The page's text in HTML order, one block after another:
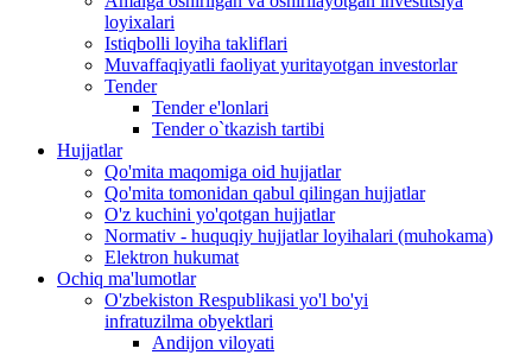
loyixalari
Istiqbolli loyiha takliflari
Muvaffaqiyatli faoliyat yuritayotgan investorlar
Tender
Tender e'lonlari
Tender o`tkazish tartibi
Hujjatlar
Qo'mita maqomiga oid hujjatlar
Qo'mita tomonidan qabul qilingan hujjatlar
O'z kuchini yo'qotgan hujjatlar
Normativ - huquqiy hujjatlar loyihalari (muhokama)
Elektron hukumat
Ochiq ma'lumotlar
O'zbekiston Respublikasi yo'l bo'yi
infratuzilma obyektlari
Andijon viloyati